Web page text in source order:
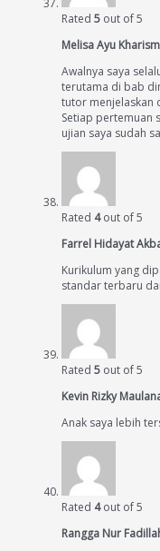
Rated 5 out of 5
Melisa Ayu
Awalnya saya
terutama di bab
tutor menjelaskan
Setiap pertemuan
ujian saya sudah
Rated 4out of 5
Farrel Hidayat
Kurikulum yang
standar terbaru
Rated 5 out of 5
Kevin Rizky
Anak saya lebih
Rated 4out of 5
Rangga Nur